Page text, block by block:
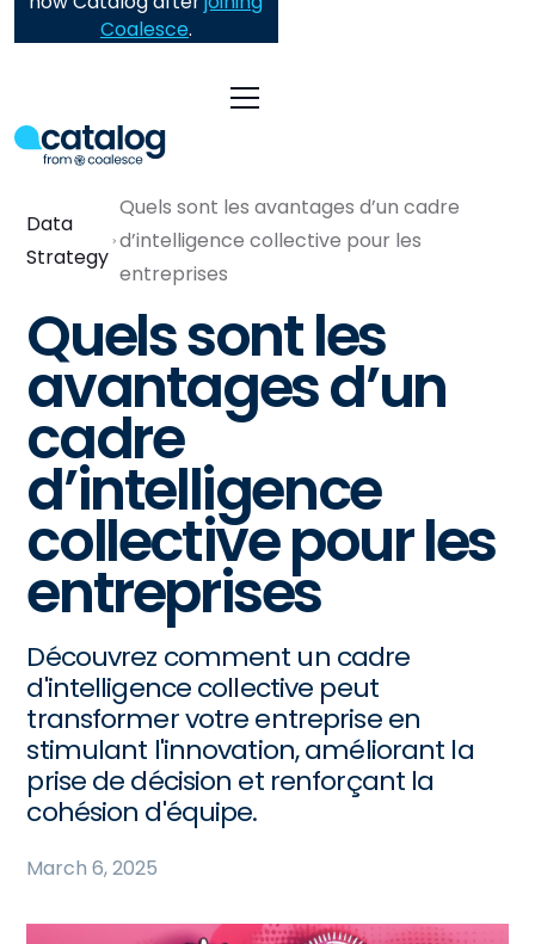
Coalesce.
Data
Strategy
Quels sont les avantages d’un cadre
d’intelligence collective pour les
entreprises
Quels sont les
avantages d’un
cadre
d’intelligence
collective pour les
entreprises
Découvrez comment un cadre
d'intelligence collective peut
transformer votre entreprise en
stimulant l'innovation, améliorant la
prise de décision et renforçant la
cohésion d'équipe.
March 6, 2025